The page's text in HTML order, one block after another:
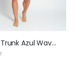
Bañador Trunk Azul Wave Splash